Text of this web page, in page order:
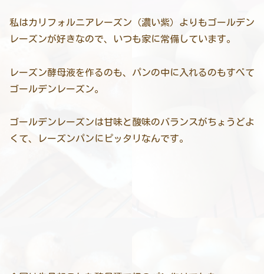
私はカリフォルニアレーズン（濃い紫）よりもゴールデン
レーズンが好きなので、いつも家に常備しています。
レーズン酵母液を作るのも、パンの中に入れるのもすべて
ゴールデンレーズン。
ゴールデンレーズンは甘味と酸味のバランスがちょうどよ
くて、レーズンパンにピッタリなんです。